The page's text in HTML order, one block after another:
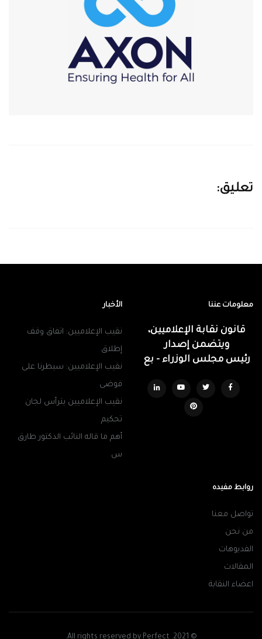
تعليق:
معلومات عننا
قانون نقابة الإعلاميين،
ويتضمن إصدار
رئيس مجلس الوزراء - بع
الأخبار
نقيب الإعلاميين: اتفاق وقف
إطلاق
نقيب الإعلاميين: سيطرنا على
فوضى
نقيب الإعلاميين يترأس لجان
تحكيم
أهم ما قاله النائب الدكتور طارق
س
روابط مفيده
تواصل معنا
من نحن
الفديوهات
المقالات
اعضاء النقابة
© 2021. All rights reserved by Perfect.